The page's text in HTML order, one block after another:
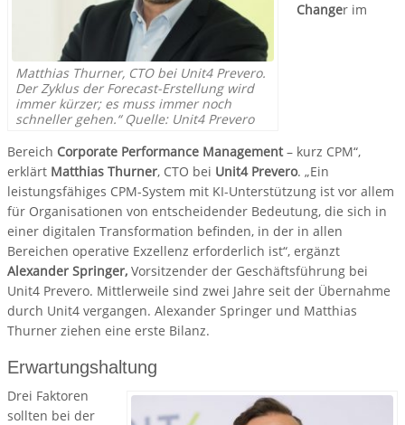
Matthias Thurner, CTO bei Unit4 Prevero.
Der Zyklus der Forecast-Erstellung wird
immer kürzer; es muss immer noch
schneller gehen.“ Quelle: Unit4 Prevero
Changer im
Bereich Corporate Performance Management– kurz CPM“,
erklärt Matthias Thurner, CTO bei Unit4 Prevero. „Ein
leistungsfähiges CPM-System mit KI-Unterstützung ist vor allem
für Organisationen von entscheidender Bedeutung, die sich in
einer digitalen Transformation befinden, in der in allen
Bereichen operative Exzellenz erforderlich ist“, ergänzt
Alexander Springer, Vorsitzender der Geschäftsführung bei
Unit4 Prevero. Mittlerweile sind zwei Jahre seit der Übernahme
durch Unit4 vergangen. Alexander Springer und Matthias
Thurner ziehen eine erste Bilanz.
Erwartungshaltung
Drei Faktoren
sollten bei der